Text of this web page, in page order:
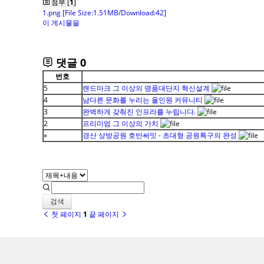
첨부 [ 1
1.png [File Size:1.51MB/Download:42]
이 게시물을
댓글 0
번호
5
랜드마크 그 이상의 명품대단지 혁신설계
4
남다른 문화를 누리는 올인원 커뮤니티
3
완벽하게 갖춰진 인프라를 누립니다.
2
프리미엄 그 이상의 가치
»
경산 상방공원 호반써밋 - 초대형 공원특구의 완성
검색
첫 페이지 1 끝 페이지